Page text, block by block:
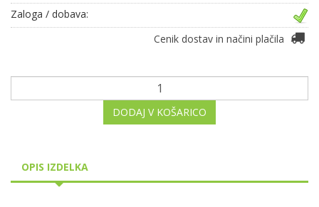
Zaloga / dobava:
Cenik dostav in načini plačila
DODAJ V KOŠARICO
OPIS IZDELKA